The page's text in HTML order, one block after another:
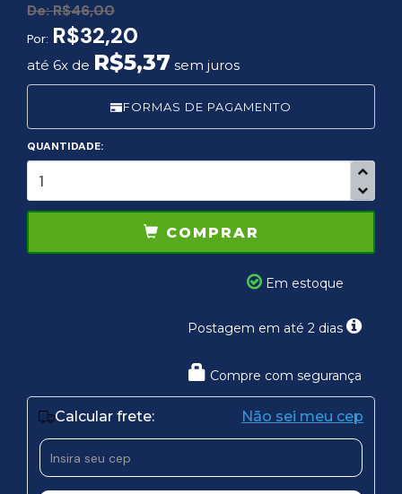
De:R$46,00
Por: R$32,20
até 6x de R$5,37 sem juros
FORMAS DE PAGAMENTO
QUANTIDADE:
COMPRAR
Em estoque
Postagem em até 2 dias
Compre com segurança
Calcular frete: Não sei meu cep
Calcular
frete